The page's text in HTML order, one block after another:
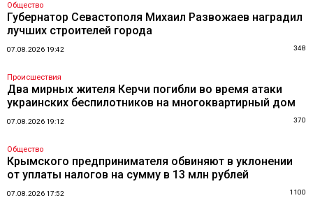
Общество
Губернатор Севастополя Михаил Развожаев наградил
лучших строителей города
07.08.2026 19:42 348
Происшествия
Два мирных жителя Керчи погибли во время атаки
украинских беспилотников на многоквартирный дом
07.08.2026 19:12 370
Общество
Крымского предпринимателя обвиняют в уклонении
от уплаты налогов на сумму в 13 млн рублей
07.08.2026 17:52 1100